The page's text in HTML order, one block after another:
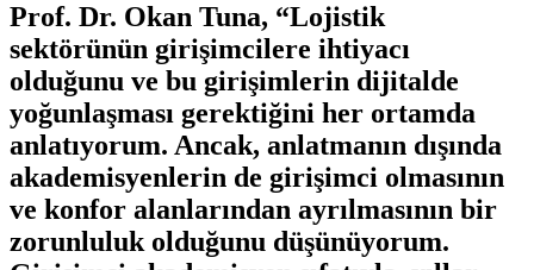
Prof. Dr. Okan Tuna, “Lojistik
sektörünün girişimcilere ihtiyacı
olduğunu ve bu girişimlerin dijitalde
yoğunlaşması gerektiğini her ortamda
anlatıyorum. Ancak, anlatmanın dışında
akademisyenlerin de girişimci olmasının
ve konfor alanlarından ayrılmasının bir
zorunluluk olduğunu düşünüyorum.